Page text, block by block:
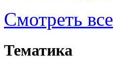
Смотреть все
Тематика